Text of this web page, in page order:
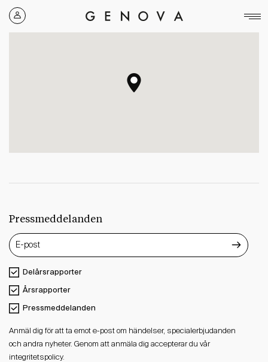
Genova
Property
Pressmeddelanden
Delårsrapporter
Årsrapporter
Pressmeddelanden
Anmäl dig för att ta emot e-post om händelser, specialerbjudanden
och andra nyheter. Genom att anmäla dig accepterar du vår
integritetspolicy.